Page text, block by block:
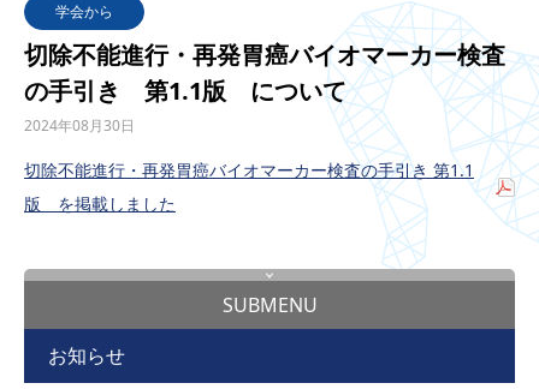
学会から
切除不能進行・再発胃癌バイオマーカー検査
の手引き 第1.1版 について
2024年08月30日
切除不能進行・再発胃癌バイオマーカー検査の手引き 第1.1
版 を掲載しました
SUBMENU
お知らせ